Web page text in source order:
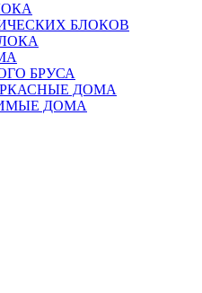
БЛОКОВ
БРУСА
ДОМА
ДОМА